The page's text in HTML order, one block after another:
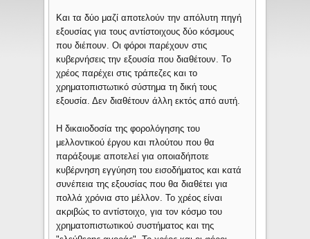
Και τα δύο μαζί αποτελούν την απόλυτη πηγή
εξουσίας για τους αντίστοιχους δύο κόσμους
που διέπουν. Οι φόροι παρέχουν στις
κυβερνήσεις την εξουσία που διαθέτουν. Το
χρέος παρέχει στις τράπεζες και το
χρηματοπιστωτικό σύστημα τη δική τους
εξουσία. Δεν διαθέτουν άλλη εκτός από αυτή.
Η δικαιοδοσία της φορολόγησης του
μελλοντικού έργου και πλούτου που θα
παράξουμε αποτελεί για οποιαδήποτε
κυβέρνηση εγγύηση του εισοδήματος και κατά
συνέπεια της εξουσίας που θα διαθέτει για
πολλά χρόνια στο μέλλον. Το χρέος είναι
ακριβώς το αντίστοιχο, για τον κόσμο του
χρηματοπιστωτικού συστήματος και της